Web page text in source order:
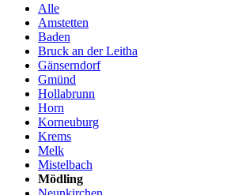
Alle
Amstetten
Baden
Bruck an der Leitha
Gänserndorf
Gmünd
Hollabrunn
Horn
Korneuburg
Krems
Melk
Mistelbach
Mödling